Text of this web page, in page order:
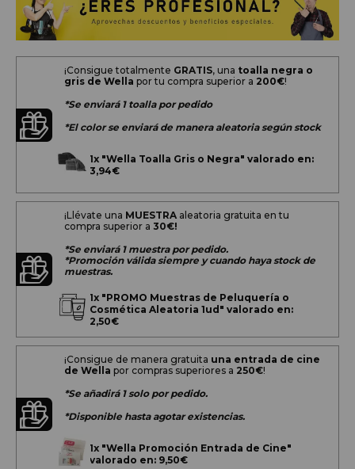
¡Consigue totalmente GRATIS, una toalla negra o
gris de Wella por tu compra superior a 200€!
*Se enviará 1 toalla por pedido
*El color se enviará de manera aleatoria según stock
1x "Wella Toalla Gris o Negra" valorado en:
3,94€
¡Llévate una MUESTRA aleatoria gratuita en tu
compra superior a 30€!
*Se enviará 1 muestra por pedido.
*Promoción válida siempre y cuando haya stock de
muestras.
1x "PROMO Muestras de Peluquería o
Cosmética Aleatoria 1ud" valorado en:
2,50€
¡Consigue de manera gratuita una entrada de cine
de Wella por compras superiores a 250€!
*Se añadirá 1 solo por pedido.
*Disponible hasta agotar existencias.
1x "Wella Promoción Entrada de Cine"
valorado en: 9,50€